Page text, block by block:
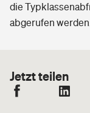
die
abgerufen werden.
Jetzt teilen